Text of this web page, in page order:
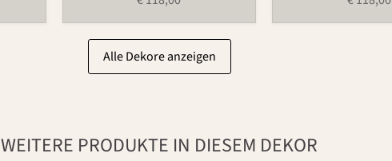
Alle Dekore anzeigen
WEITERE PRODUKTE IN DIESEM DEKOR